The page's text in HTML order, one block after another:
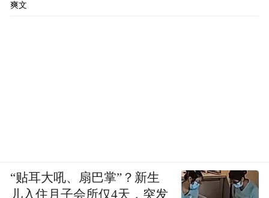
爽文
“贴耳大吼、扇巴掌”？新生
儿入住月子会所仅4天，突发